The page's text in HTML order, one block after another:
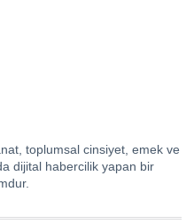
toplumsal cinsiyet, emek ve
dijital habercilik yapan bir